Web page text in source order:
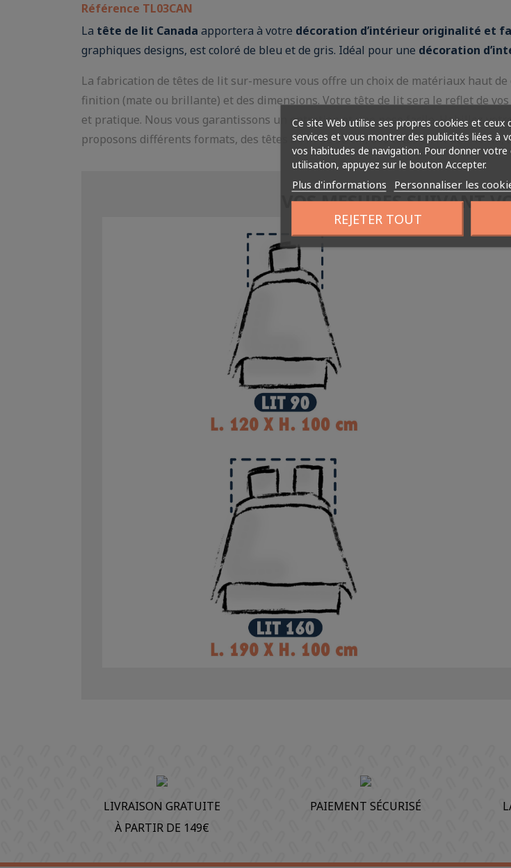
Référence TL03CAN
La tête de lit Canada apportera à votre décoration d’intérieur originalité et
graphiques designs, est coloré de bleu et de gris. Idéal pour une décoration
La fabrication de têtes de lit sur-mesure vous offre un choix de matériaux haut
finition (mate ou brillante) et des dimensions. Votre tête de lit sera le reflet de
et pratique. Nous vous garantissons un entretien et une pose facile. Habillez
proposons différents formats, des têtes de lit de 90 cm, des têtes de lit de 140 cm,
VOS MESURES SUIVANT
LIVRAISON GRATUITE
À PARTIR DE 149€
PAIEMENT SÉCURISÉ
Ce site Web utilise ses propres cookies et ceux
services et vous montrer des publicités liées à
vos habitudes de navigation. Pour donner
utilisation, appuyez sur le bouton Accepter.
Plus d'informations Personnaliser les
REJETER TOUT